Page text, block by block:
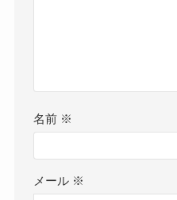
名前 ※
メール ※